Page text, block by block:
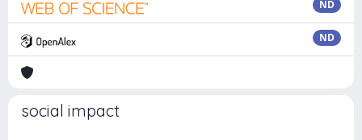
ND
ND
social impact